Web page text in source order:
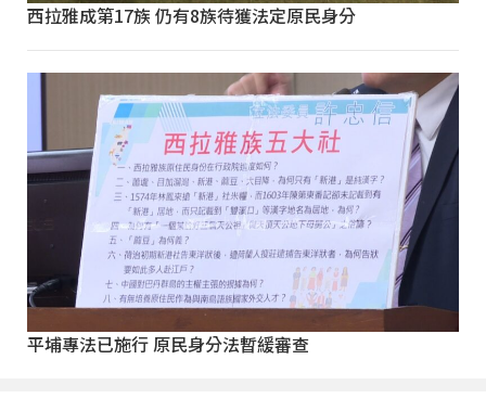
西拉雅成第17族 仍有8族待獲法定原民身分
平埔專法已施行 原民身分法暫緩審查